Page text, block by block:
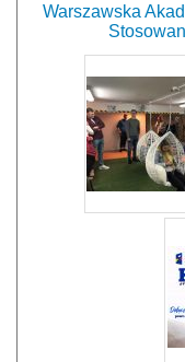
Warszawska